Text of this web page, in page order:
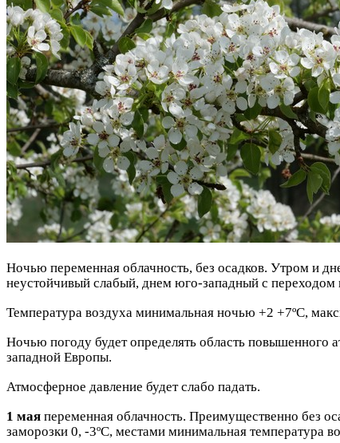
Ночью переменная облачность, без осадков. Утром и
неустойчивый слабый, днем юго-западный с переходом
Температура воздуха минимальная ночью +2 +7ºC,
Ночью погоду будет определять область повышенного
западной Европы.
Атмосферное давление будет слабо падать.
1 мая переменная облачность. Преимущественно без
заморозки 0, -3ºС, местами минимальная температура